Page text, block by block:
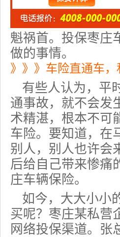
魁祸首。投保枣庄
做的事情。
》》》车险直通车
有些人认为，平
通事故，就不会发
术精湛，根本不可
车险。要知道，在
别人，别人也许会
后给自己带来惨痛
庄车辆保险。
如今，大大小小
买呢？枣庄某私营
网络投保渠道。张